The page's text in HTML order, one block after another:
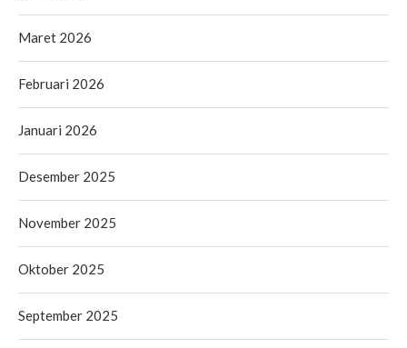
Maret 2026
Februari 2026
Januari 2026
Desember 2025
November 2025
Oktober 2025
September 2025